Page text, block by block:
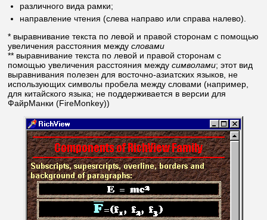
различного вида рамки;
направление чтения (слева направо или справа налево).
* выравнивание текста по левой и правой сторонам с помощью
увеличения расстояния между словами
** выравнивание текста по левой и правой сторонам с
помощью увеличения расстояния между символами; этот вид
выравнивания полезен для восточно-азиатских языков, не
использующих символы пробела между словами (например,
для китайского языка; не поддерживается в версии для
ФайрМанки (FireMonkey))